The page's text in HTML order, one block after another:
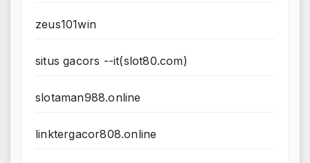
zeus101win
situs gacors --it(slot80.com)
slotaman988.online
linktergacor808.online